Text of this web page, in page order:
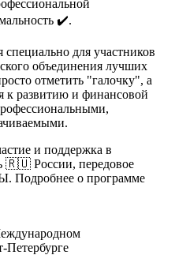
✔️.
для участников
объединения лучших
отметить "галочку", а
к развитию и финансовой
и поддержка в
🇷🇺 России, передовое
Подробнее о программе
Петербурге